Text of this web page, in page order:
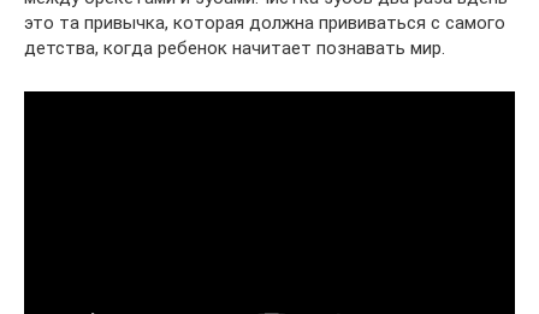
это та привычка, которая должна прививаться с самого
детства, когда ребенок начитает познавать мир.